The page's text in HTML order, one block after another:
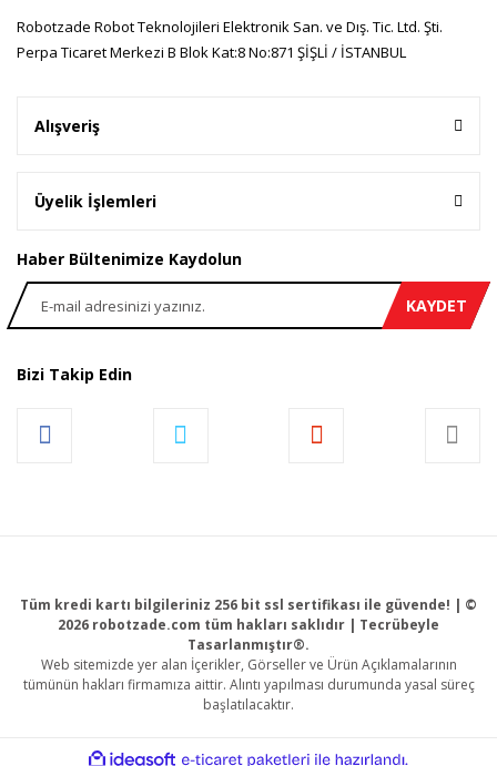
Robotzade Robot Teknolojileri Elektronik San. ve Dış. Tic. Ltd. Şti.
Perpa Ticaret Merkezi B Blok Kat:8 No:871 ŞİŞLİ / İSTANBUL
Alışveriş
Üyelik İşlemleri
Haber Bültenimize Kaydolun
KAYDET
Bizi Takip Edin
Tüm kredi kartı bilgileriniz 256 bit ssl sertifikası ile güvende! | ©
2026 robotzade.com tüm hakları saklıdır | Tecrübeyle
Tasarlanmıştır®.
Web sitemizde yer alan İçerikler, Görseller ve Ürün Açıklamalarının
tümünün hakları firmamıza aittir. Alıntı yapılması durumunda yasal süreç
başlatılacaktır.
ideasoft e-